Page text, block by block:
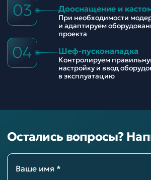
03 Дооснащение и
При необходимости
и адаптируем
проекта
04 Шеф-пусконаладка
Контролируем
настройку и ввод
в эксплуатацию
Остались вопросы?
Ваше имя *